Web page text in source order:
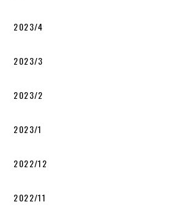
2023/4
2023/3
2023/2
2023/1
2022/12
2022/11